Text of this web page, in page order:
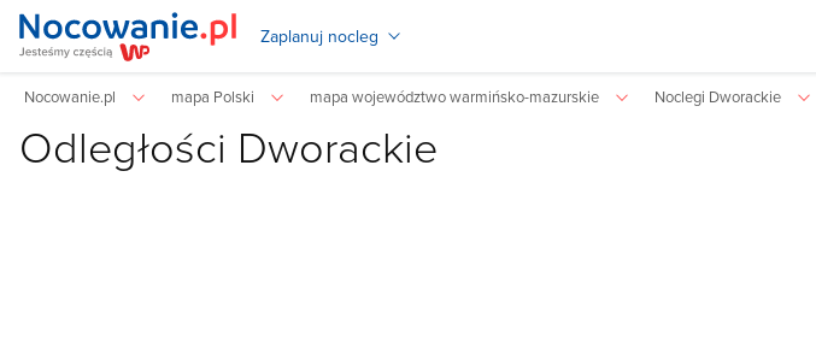
Zaplanuj nocleg
Nocowanie.pl mapa Polski mapa województwo warmińsko-mazurskie Noclegi Dworackie
Odległości Dworackie